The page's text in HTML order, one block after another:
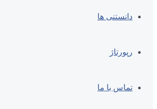
دانستنی ها
رپورتاژ
تماس با ما